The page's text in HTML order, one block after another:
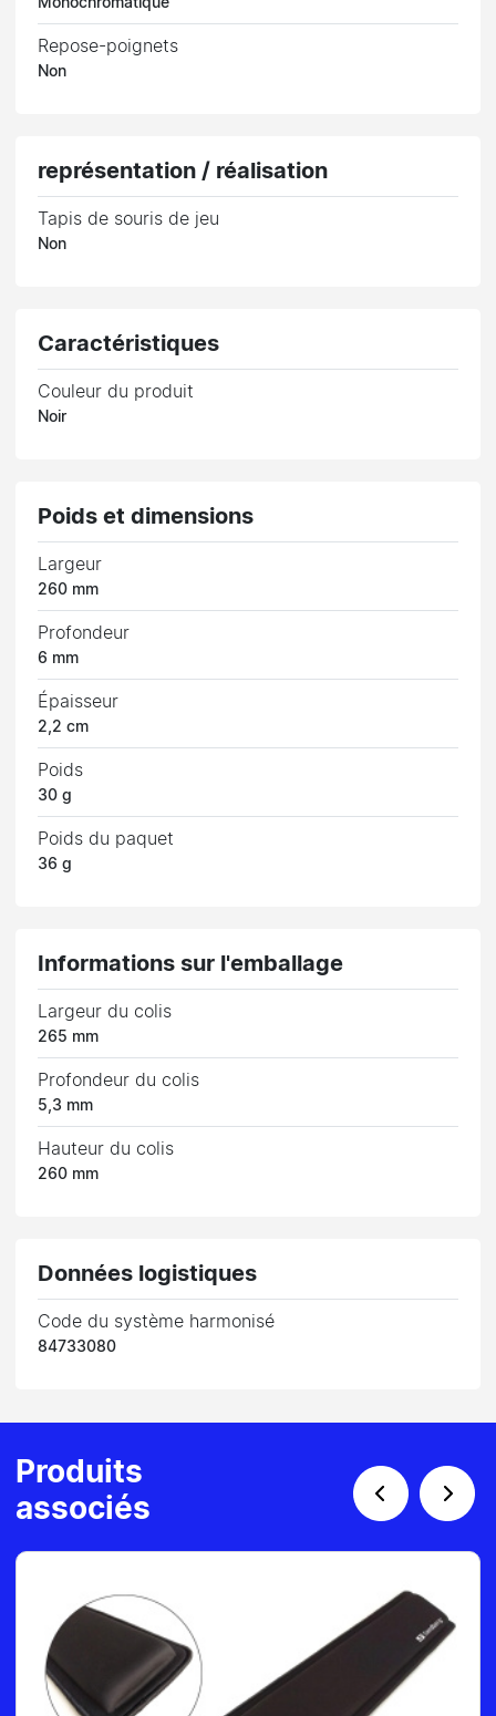
Monochromatique
Repose-poignets
Non
représentation / réalisation
Tapis de souris de jeu
Non
Caractéristiques
Couleur du produit
Noir
Poids et dimensions
Largeur
260 mm
Profondeur
6 mm
Épaisseur
2,2 cm
Poids
30 g
Poids du paquet
36 g
Informations sur l'emballage
Largeur du colis
265 mm
Profondeur du colis
5,3 mm
Hauteur du colis
260 mm
Données logistiques
Code du système harmonisé
84733080
Produits
associés